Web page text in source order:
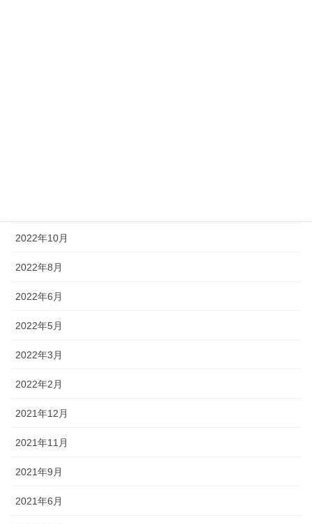
2022年10月
2022年8月
2022年6月
2022年5月
2022年3月
2022年2月
2021年12月
2021年11月
2021年9月
2021年6月